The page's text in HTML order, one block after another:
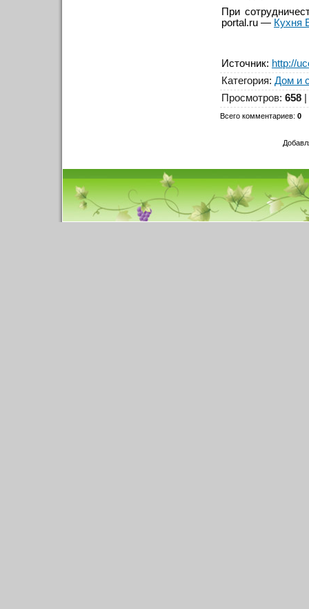
При
portal.ru — Кухня
Источник: http://
Категория: Дом и
Просмотров: 658
Всего комментариев: 0